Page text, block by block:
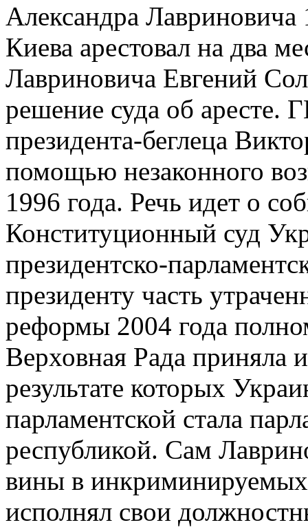
Александра Лавриновича
Киева арестовал на два
Лавриновича Евгений
решение суда об аресте.
президента-беглеца
помощью незаконного
1996 года. Речь идет о
Конституционный суд
президентско-
президенту часть
реформы 2004 года
Верховная Рада приняла
результате которых
парламентской стала
республикой. Сам
вины в
исполнял свои